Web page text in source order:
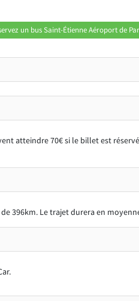
un bus Saint-Étienne Aéroport de
atteindre 70€ si le billet est
396km. Le trajet durera en